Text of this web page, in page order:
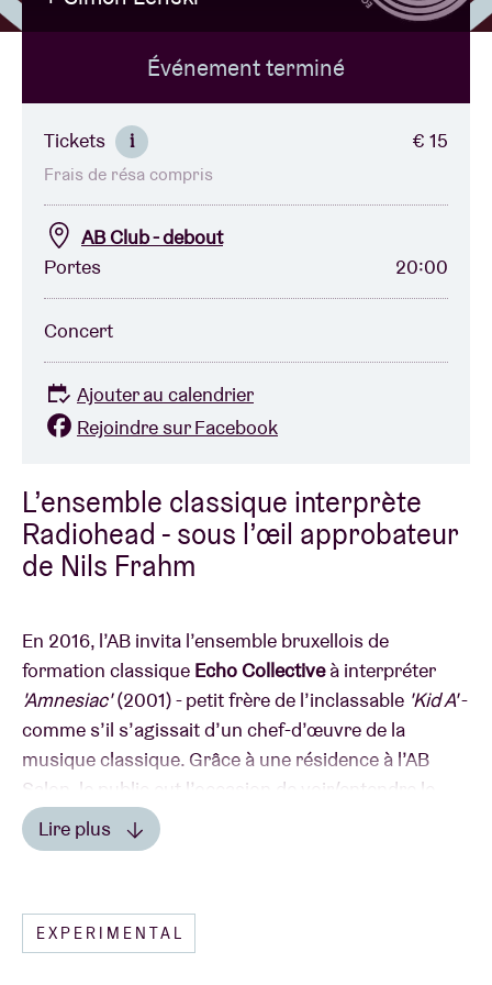
Location de salles
BRDCST
ABtv
Chèque-concert
À propos de l'AB
Contact
L’ensemble classique interprète
Radiohead - sous l’œil approbateur
de Nils Frahm
En 2016, l’AB invita l’ensemble bruxellois de
formation classique Echo Collectiveà interpréter
'Amnesiac'(2001) - petit frère de l’inclassable 'Kid A'-
comme s’il s’agissait d’un chef-d’œuvre de la
musique classique. Grâce à une résidence à l’AB
Salon, le public eut l’occasion de voir/entendre le
'shaping of'
depuis les premières loges. Non content
d’emballer le public de BRDCST (en la présence de
également Nils Frahm, qui les invita séance tenante
à la prestigieuse Philharmonie de Paris.
Lire plus
"Quel que soit l’angle sous lequel on aborde l’œuvre
EXPERIMENTAL
Événement terminé
Tickets i € 15
Frais de résa compris
AB Club - debout
Portes
20:00
Concert
Ajouter au calendrier
Rejoindre sur Facebook